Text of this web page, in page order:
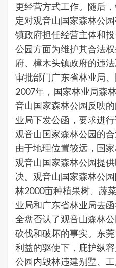
更经营方式工作。随后
定对观音山国家森林公
镇政府担任经营主体和投
公园方面为维护其合法
府、樟木头镇政府的违
审批部门广东省林业局
2007年，国家林业局森
音山国家森林公园反映
业局下发公函，要求进
观音山国家森林公园的合
由于地理位置较远，国
观音山国家森林公园提
决。观音山国家森林公
林2000亩种植果树、蔬
业局和广东省林业局去
全盘否认了观音山森林
砍伐和破坏的事实。东
利益的驱使下，庇护纵
公园内毁林违建别墅、